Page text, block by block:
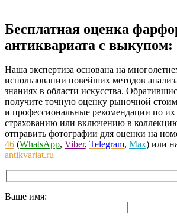
Бесплатная оценка
антиквариата с выкупом:
Наша экспертиза основана на
использовании новейших методов
знаниях в области искусства.
получите точную оценку рыночной
и профессиональные рекомендации по
страхованию или включению в
отправить фотографии для оценки на
46 (WhatsApp, Viber, Telegram, Max) или
antikvariat.ru
Ваше имя: